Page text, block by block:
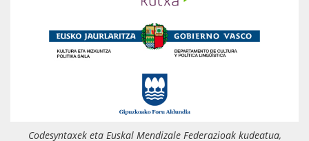
Codesyntaxek eta Euskal Mendizale Federazioak kudeatua,